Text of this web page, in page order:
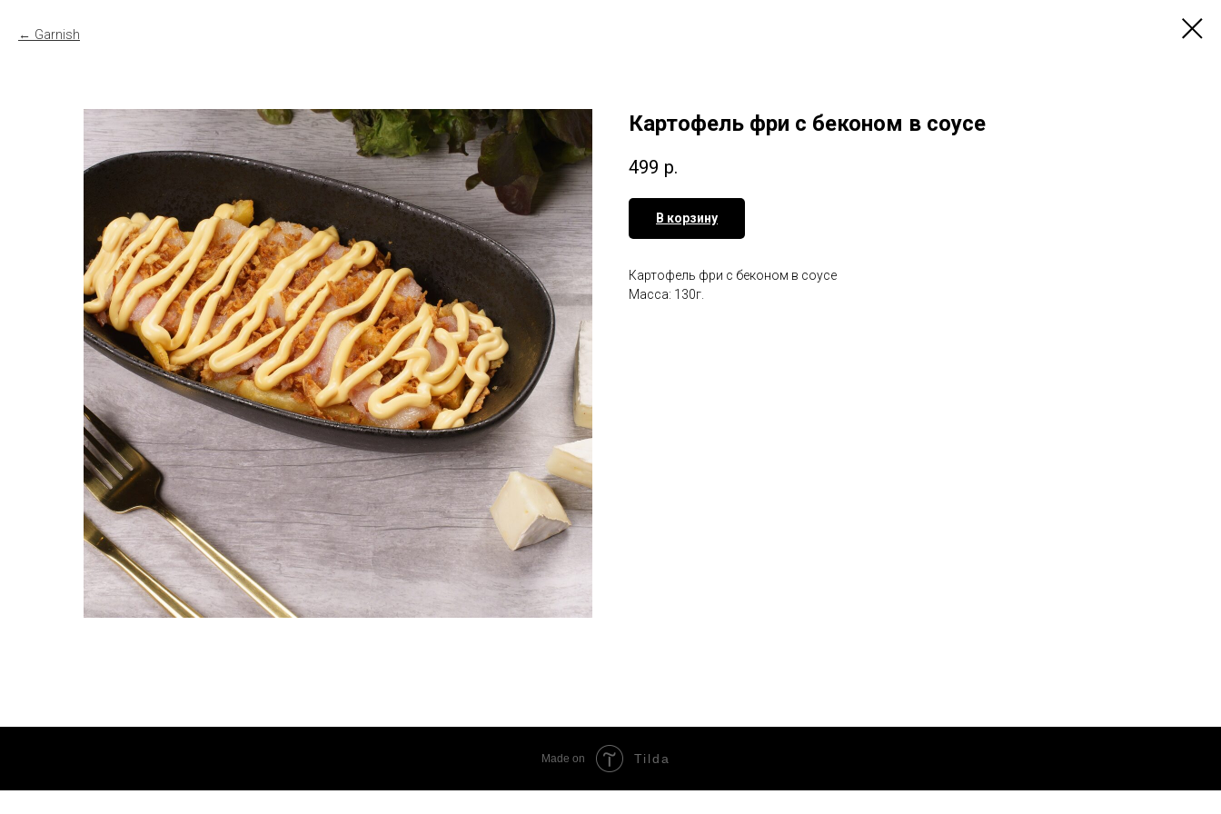
Garnish
Картофель фри с беконом в соусе
499 р.
В корзину
Картофель фри с беконом в соусе
Масса: 130г.
Made on Tilda